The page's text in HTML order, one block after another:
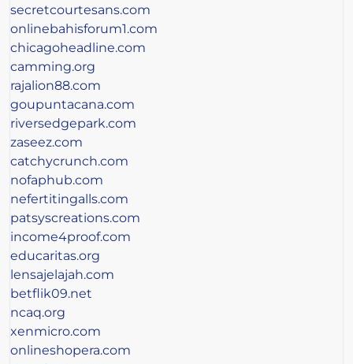
secretcourtesans.com
onlinebahisforum1.com
chicagoheadline.com
camming.org
rajalion88.com
goupuntacana.com
riversedgepark.com
zaseez.com
catchycrunch.com
nofaphub.com
nefertitingalls.com
patsyscreations.com
income4proof.com
educaritas.org
lensajelajah.com
betflik09.net
ncaq.org
xenmicro.com
onlineshopera.com